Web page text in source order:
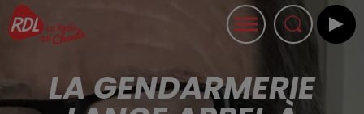
LA GENDARMERIE